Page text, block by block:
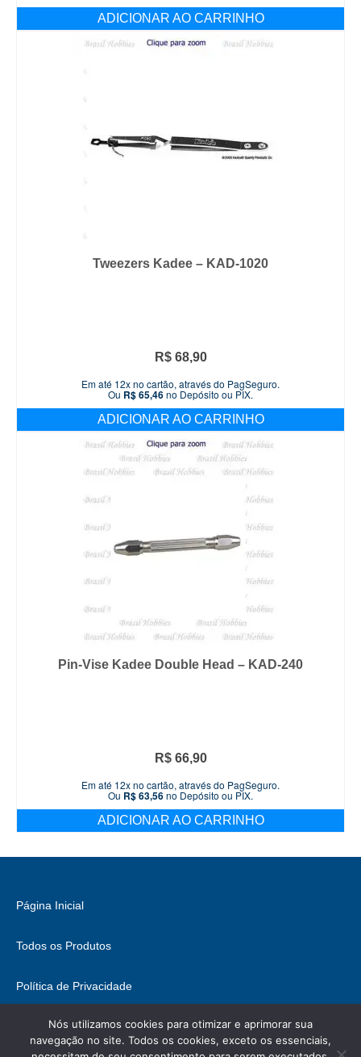
ADICIONAR AO CARRINHO
Tweezers Kadee – KAD-1020
R$68,90
Em até 12x no cartão, através do PagSeguro.
Ou R$65,46no Depósito ou PIX.
ADICIONAR AO CARRINHO
Pin-Vise Kadee Double Head – KAD-240
R$66,90
Em até 12x no cartão, através do PagSeguro.
Ou R$63,56no Depósito ou PIX.
ADICIONAR AO CARRINHO
Página Inicial
Todos os Produtos
Política de Privacidade
Fale Conosco
Nós utilizamos cookies para otimizar e aprimorar sua
navegação no site. Todos os cookies, exceto os essenciais,